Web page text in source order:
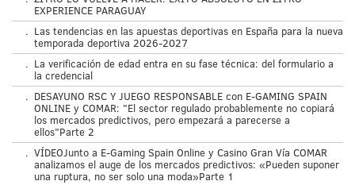
EXPERIENCE PARAGUAY
. Las tendencias en las apuestas deportivas en España para la nueva
temporada deportiva 2026-2027
. La verificación de edad entra en su fase técnica: del formulario a
la credencial
. DESAYUNO RSC Y JUEGO RESPONSABLE con E-GAMING SPAIN
ONLINE y COMAR: "El sector regulado probablemente no copiará
los mercados predictivos, pero empezará a parecerse a
ellos"Parte 2
. VÍDEOJunto a E-Gaming Spain Online y Casino Gran Vía COMAR
analizamos el auge de los mercados predictivos: «Pueden suponer
una ruptura, no ser solo una moda»Parte 1